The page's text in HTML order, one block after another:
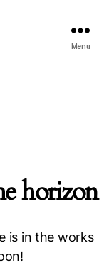
Menu
horizon
is in the works